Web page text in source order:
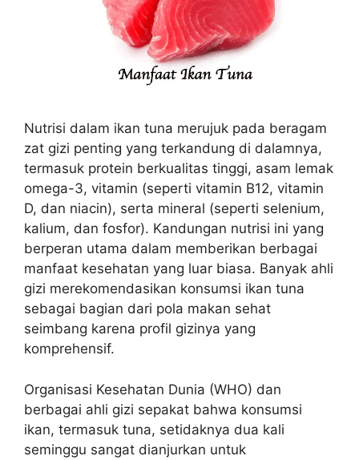
Nutrisi dalam ikan tuna merujuk pada beragam
zat gizi penting yang terkandung di dalamnya,
termasuk protein berkualitas tinggi, asam lemak
omega-3, vitamin (seperti vitamin B12, vitamin
D, dan niacin), serta mineral (seperti selenium,
kalium, dan fosfor). Kandungan nutrisi ini yang
berperan utama dalam memberikan berbagai
manfaat kesehatan yang luar biasa. Banyak ahli
gizi merekomendasikan konsumsi ikan tuna
sebagai bagian dari pola makan sehat
seimbang karena profil gizinya yang
komprehensif.
Organisasi Kesehatan Dunia (WHO) dan
berbagai ahli gizi sepakat bahwa konsumsi
ikan, termasuk tuna, setidaknya dua kali
seminggu sangat dianjurkan untuk